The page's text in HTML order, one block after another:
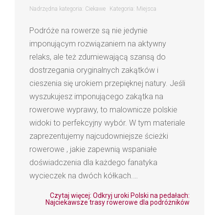
Nadrzędna kategoria: Ciekawe Kategoria: Miejsca
Podróże na rowerze są nie jedynie
imponującym rozwiązaniem na aktywny
relaks, ale też zdumiewającą szansą do
dostrzegania oryginalnych zakątków i
cieszenia się urokiem przepięknej natury. Jeśli
wyszukujesz imponującego zakątka na
rowerowe wyprawy, to malownicze polskie
widoki to perfekcyjny wybór. W tym materiale
zaprezentujemy najcudowniejsze ścieżki
rowerowe , jakie zapewnią wspaniałe
doświadczenia dla każdego fanatyka
wycieczek na dwóch kółkach.…
Czytaj więcej: Odkryj uroki Polski na pedałach:
Najciekawsze trasy rowerowe dla podróżników